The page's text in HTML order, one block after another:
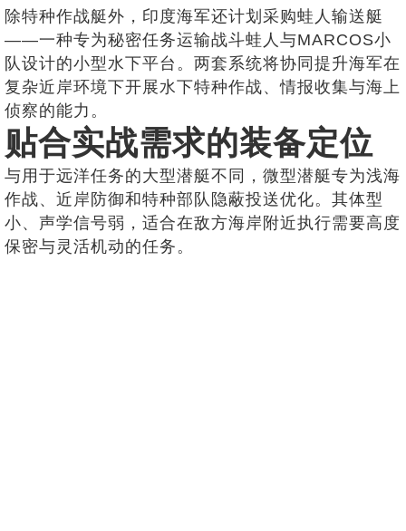
除特种作战艇外，印度海军还计划采购蛙人输送艇
——一种专为秘密任务运输战斗蛙人与MARCOS小
队设计的小型水下平台。两套系统将协同提升海军在
复杂近岸环境下开展水下特种作战、情报收集与海上
侦察的能力。
贴合实战需求的装备定位
与用于远洋任务的大型潜艇不同，微型潜艇专为浅海
作战、近岸防御和特种部队隐蔽投送优化。其体型
小、声学信号弱，适合在敌方海岸附近执行需要高度
保密与灵活机动的任务。